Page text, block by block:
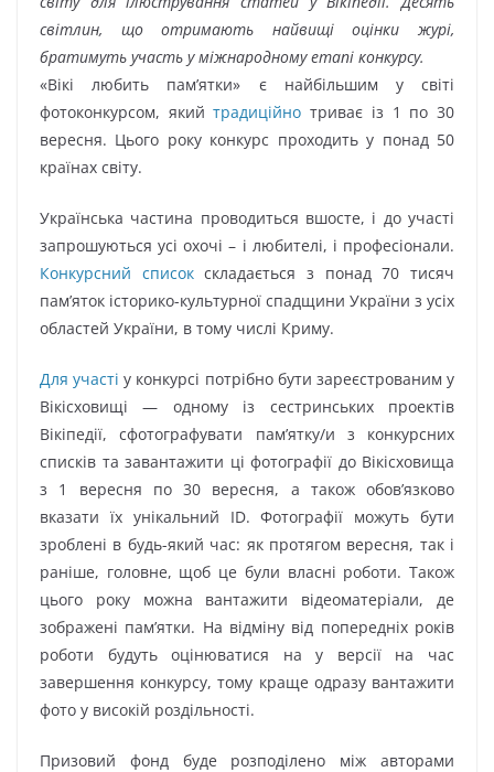
світлин, що отримають найвищі оцінки журі,
братимуть участь у міжнародному етапі конкурсу.
«Вікі любить пам’ятки» є найбільшим у світі
фотоконкурсом, якийтрадиційно триває із 1 по 30
вересня. Цього року конкурс проходить у понад 50
країнах світу.
Українська частина проводиться вшосте, і до участі
запрошуються усі охочі – і любителі, і професіонали.
Конкурсний списокскладається з понад 70 тисяч
пам’яток історико-культурної спадщини України з усіх
областей України, в тому числі Криму.
Для участі у конкурсі потрібно бути зареєстрованим у
Вікісховищі — одному із сестринських проектів
Вікіпедії, сфотографувати пам’ятку/и з конкурсних
списків та завантажити ці фотографії до Вікісховища
з 1 вересня по 30 вересня, а також обов’язково
вказати їх унікальний ID. Фотографії можуть бути
зроблені в будь-який час: як протягом вересня, так і
раніше, головне, щоб це були власні роботи. Також
цього року можна вантажити відеоматеріали, де
зображені пам’ятки. На відміну від попередніх років
роботи будуть оцінюватися на у версії на час
завершення конкурсу, тому краще одразу вантажити
фото у високій роздільності.
Призовий фонд буде розподілено між авторами